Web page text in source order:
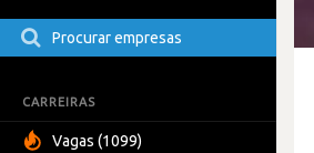
Procurar empresas
CARREIRAS
Vagas (1099)